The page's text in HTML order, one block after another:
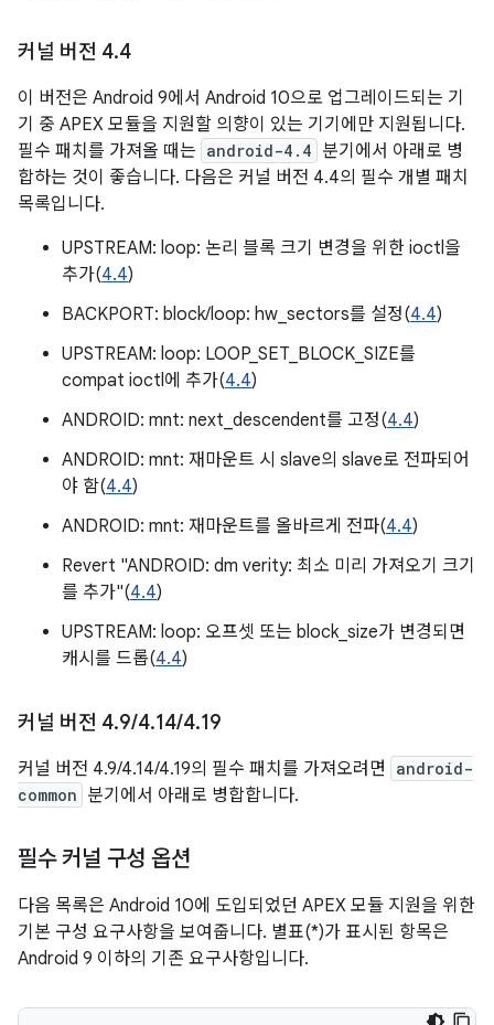
커널 버전 4.4
이 버전은 Android 9에서 Android 10으로 업그레이드되는 기
기 중 APEX 모듈을 지원할 의향이 있는 기기에만 지원됩니다.
필수 패치를 가져올 때는 android-4.4 분기에서 아래로 병
합하는 것이 좋습니다. 다음은 커널 버전 4.4의 필수 개별 패치
목록입니다.
UPSTREAM: loop: 논리 블록 크기 변경을 위한 ioctl을
추가(4.4)
BACKPORT: block/loop: hw_sectors를 설정(4.4)
UPSTREAM: loop: LOOP_SET_BLOCK_SIZE를
compat ioctl에 추가(4.4)
ANDROID: mnt: next_descendent를 고정(4.4)
ANDROID: mnt: 재마운트 시 slave의 slave로 전파되어
야 함(4.4)
ANDROID: mnt: 재마운트를 올바르게 전파(4.4)
Revert "ANDROID: dm verity: 최소 미리 가져오기 크기
를 추가"(4.4)
UPSTREAM: loop: 오프셋 또는 block_size가 변경되면
캐시를 드롭(4.4)
커널 버전 4.9/4.14/4.19
커널 버전 4.9/4.14/4.19의 필수 패치를 가져오려면
android-
common 분기에서 아래로 병합합니다.
필수 커널 구성 옵션
다음 목록은 Android 10에 도입되었던 APEX 모듈 지원을 위한
기본 구성 요구사항을 보여줍니다. 별표(*)가 표시된 항목은
Android 9 이하의 기존 요구사항입니다.